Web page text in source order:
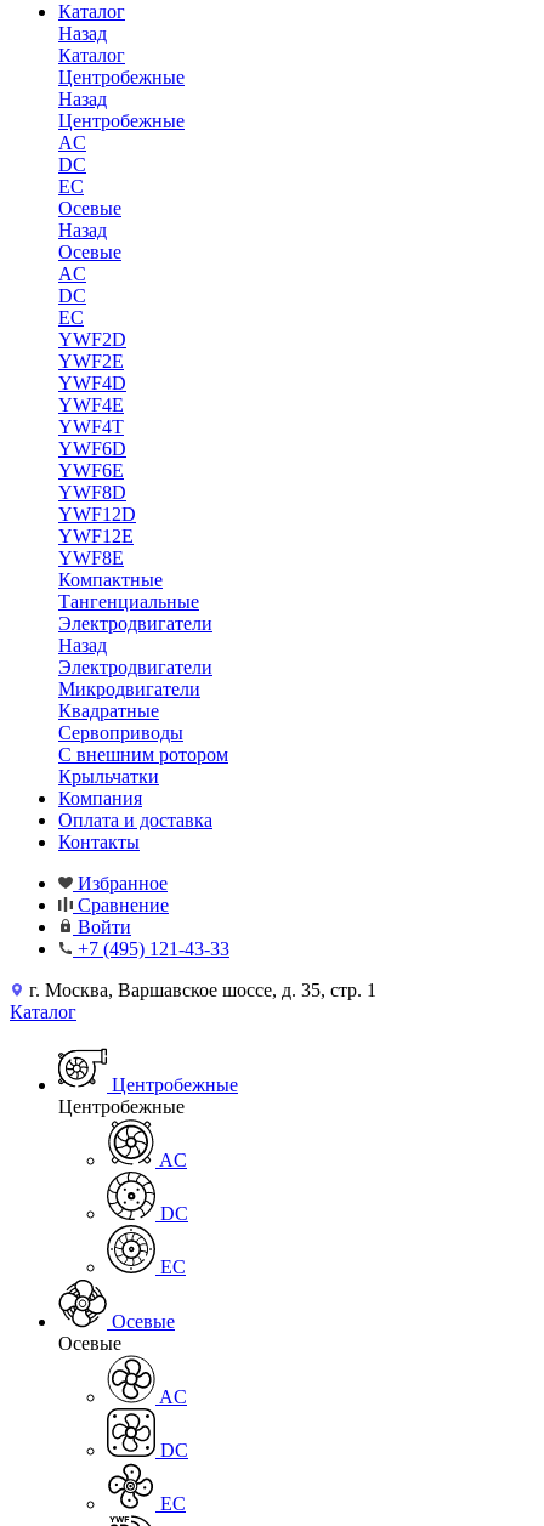
Каталог
Назад
Каталог
Центробежные
Назад
Центробежные
AC
DC
EC
Осевые
Назад
Осевые
AC
DC
EC
YWF2D
YWF2E
YWF4D
YWF4E
YWF4T
YWF6D
YWF6E
YWF8D
YWF12D
YWF12E
YWF8E
Компактные
Тангенциальные
Электродвигатели
Назад
Электродвигатели
Микродвигатели
Квадратные
Сервоприводы
С внешним ротором
Крыльчатки
Компания
Оплата и доставка
Контакты
Избранное
Сравнение
Войти
+7 (495) 121-43-33
г. Москва, Варшавское шоссе, д. 35, стр. 1
Каталог
Центробежные
Центробежные
AC
DC
EC
Осевые
Осевые
AC
DC
EC